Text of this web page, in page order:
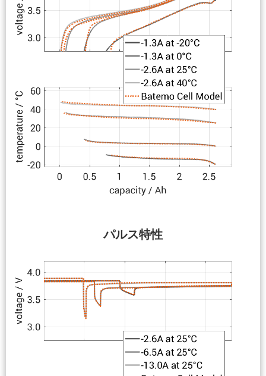
パルス特性